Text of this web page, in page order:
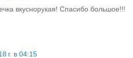
вкуснорукая! Спасибо большое!!!
г. в 04:15